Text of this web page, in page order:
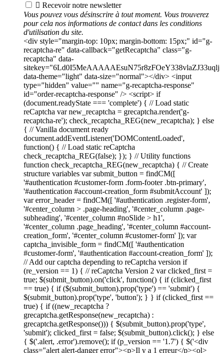
 Recevoir notre newsletter
Vous pouvez vous désinscrire à tout moment. Vous trouverez
pour cela nos informations de contact dans les conditions
d'utilisation du site.
<div style="margin-top: 10px; margin-bottom: 15px;" id="g-
recaptcha-re" data-callback="getRecaptcha" class="g-
recaptcha" data-
data-theme="light" data-size="normal"></div> <input
type="hidden" value="" name="g-recaptcha-response"
id="order-recaptcha-response" /> <script> if
(document.readyState === 'complete') { // Load static
reCaptcha var new_recaptcha = grecaptcha.render('g-
recaptcha-re'); check_recaptcha_REG(new_recaptcha); } else
{ // Vanilla document ready
document.addEventListener('DOMContentLoaded',
function() { // Load static reCaptcha
check_recaptcha_REG(false); }); } // Utility functions
function check_recaptcha_REG(new_recaptcha) { // Create
structure variables var submit_button = findCM([
'#authentication #customer-form .form-footer .btn-primary',
'#authentication #account-creation_form #submitAccount' ]);
var error_header = findCM([ '#authentication .register-form',
'#center_column > .page-heading', '#center_column .page-
subheading', '#center_column #noSlide > h1',
'#center_column .page_heading', '#center_column #account-
creation_form', '#center_column #customer-form' ]); var
captcha_invisible_form = findCM([ '#authentication
#customer-form', '#authentication #account-creation_form' ]);
// Add our captcha depending to reCaptcha version if
(re_version == 1) { // reCaptcha Version 2 var clicked_first =
true; $(submit_button).on('click', function() { if (clicked_first
== true) { if ($(submit_button).prop('type') == 'submit') {
$(submit_button).prop('type', 'button'); } } if (clicked_first ==
true) { if ((new_recaptcha ?
grecaptcha.getResponse(new_recaptcha) :
grecaptcha.getResponse())) { $(submit_button).prop('type',
'submit'); clicked_first = false; $(submit_button).click(); } else
{ $('.alert, .error').remove(); if (p_version == '1.7') { $('<div
class="alert alert-danger error"><p>Il y a 1 erreur</p><ol>